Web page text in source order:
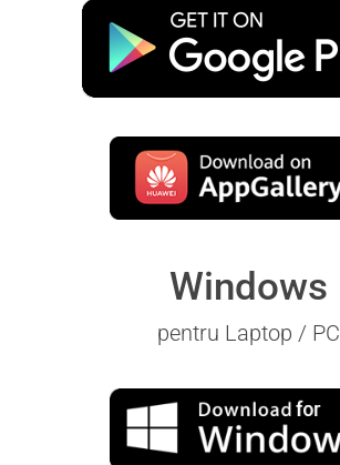
Windows
pentru Laptop / PC